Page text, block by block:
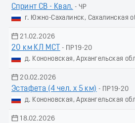
Спринт СВ - Квал. - ЧР
г. Южно-Сахалинск, Сахалинская
21.02.2026
20 км КЛ МСТ
- ПР19-20
д. Кононовская, Архангельская
20.02.2026
Эстафета (4 чел. х 5 км) - ПР19-20
д. Кононовская, Архангельская
18.02.2026